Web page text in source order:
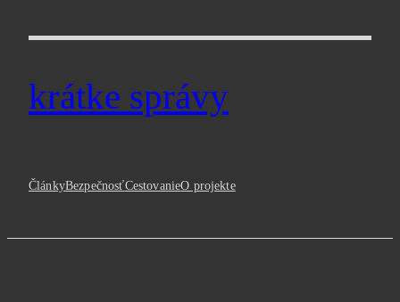
krátke správy
ČlánkyBezpečnosťCestovanieO projekte